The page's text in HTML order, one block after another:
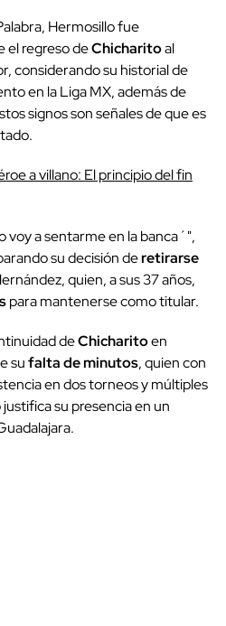
Hermosillo fue
el regreso deChicharitoal
considerando su historial de
en la Liga MX, además de
signos son señales de que es
a villano: El principio del fin
voy a sentarme en la banca´",
su decisión deretirarse
quien, a sus 37 años,
para mantenerse como titular.
deChicharitoen
sufalta de minutos, quien con
en dos torneos y múltiples
justifica su presencia en un